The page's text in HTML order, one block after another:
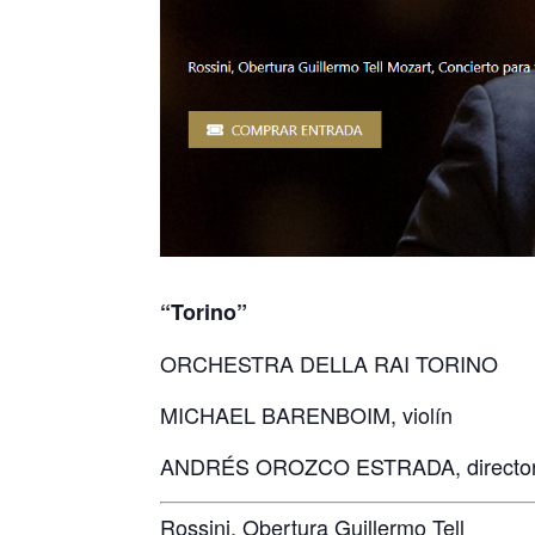
“Torino”
ORCHESTRA DELLA RAI TORINO
MICHAEL BARENBOIM, violín
ANDRÉS OROZCO ESTRADA,
Rossini, Obertura Guillermo Tell